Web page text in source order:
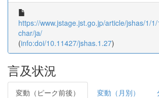
https://www.jstage.jst.go.jp/article/jshas/1/
char/ja/
(info:doi/10.11427/jshas.1.27)
言及状況
変動（ピーク前後） 変動（月別）